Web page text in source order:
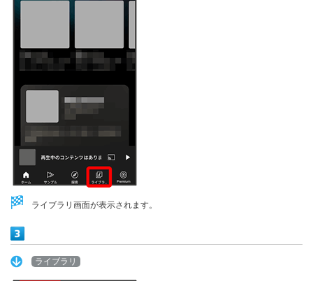
ライブラリ画面が表示されます。
ライブラリ